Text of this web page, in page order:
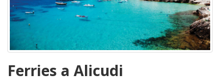
Ferries a Alicudi